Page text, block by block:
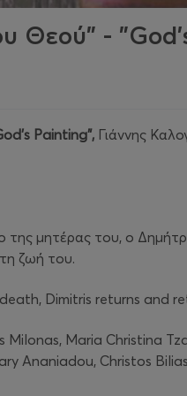
Θεού" -
Painting”, Γιάννης
μητέρας του, ο
ζωή του.
Dimitris returns and
Milonas, Maria Christina
Ananiadou, Christos Bilias